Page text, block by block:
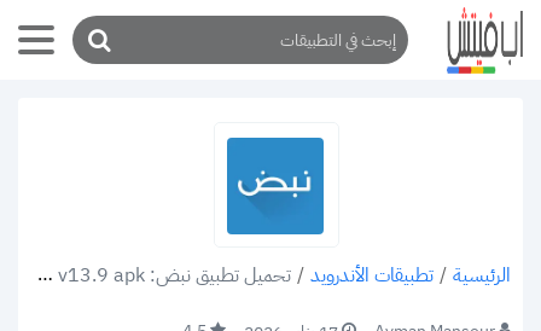
الرئيسية / تطبيقات الأندرويد / تحميل تطبيق نبض: Nabd v13.9 apk أكثر من 1500 مصدر إخباري في مكان واحد للأندرويد والأيفون 2022